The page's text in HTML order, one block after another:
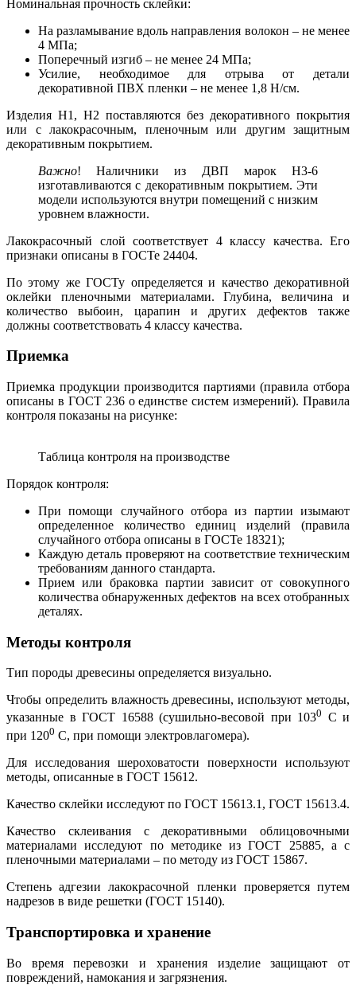
Номинальная прочность склейки:
На разламывание вдоль направления волокон – не менее
4 МПа;
Поперечный изгиб – не менее 24 МПа;
Усилие, необходимое для отрыва от детали
декоративной ПВХ пленки – не менее 1,8 Н/см.
Изделия Н1, Н2 поставляются без декоративного покрытия
или с лакокрасочным, пленочным или другим защитным
декоративным покрытием.
Важно! Наличники из ДВП марок Н3-6
изготавливаются с декоративным покрытием. Эти
модели используются внутри помещений с низким
уровнем влажности.
Лакокрасочный слой соответствует 4 классу качества. Его
признаки описаны в ГОСТе 24404.
По этому же ГОСТу определяется и качество декоративной
оклейки пленочными материалами. Глубина, величина и
количество выбоин, царапин и других дефектов также
должны соответствовать 4 классу качества.
Приемка
Приемка продукции производится партиями (правила отбора
описаны в ГОСТ 236 о единстве систем измерений). Правила
контроля показаны на рисунке:
Таблица контроля на производстве
Порядок контроля:
При помощи случайного отбора из партии изымают
определенное количество единиц изделий (правила
случайного отбора описаны в ГОСТе 18321);
Каждую деталь проверяют на соответствие техническим
требованиям данного стандарта.
Прием или браковка партии зависит от совокупного
количества обнаруженных дефектов на всех отобранных
деталях.
Методы контроля
Тип породы древесины определяется визуально.
Чтобы определить влажность древесины, используют методы,
указанные в ГОСТ 16588 (сушильно-весовой при 1030 C и
при 1200 C, при помощи электровлагомера).
Для исследования шероховатости поверхности используют
методы, описанные в ГОСТ 15612.
Качество склейки исследуют по ГОСТ 15613.1, ГОСТ 15613.4.
Качество склеивания с декоративными облицовочными
материалами исследуют по методике из ГОСТ 25885, а с
пленочными материалами – по методу из ГОСТ 15867.
Степень адгезии лакокрасочной пленки проверяется путем
надрезов в виде решетки (ГОСТ 15140).
Транспортировка и хранение
Во время перевозки и хранения изделие защищают от
повреждений, намокания и загрязнения.